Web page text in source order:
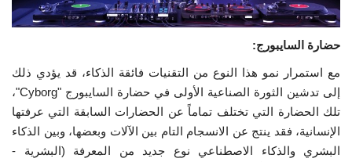
حضارة السايبورج:
مع استمرار نمو هذا النوع من التقنيات فائقة الذكاء، قد يؤدي ذلك
إلى تدشين الثورة الصناعية الأولى في حضارة السايبورج "Cyborg"،
تلك الحضارة التي تختلف تماماً عن الحضارات السابقة التي عرفتها
الإنسانية، فقد ينتج عن الانسجام التام بين الآلات وبعضها، وبين الذكاء
البشري والذكاء الاصطناعي نوع جديد من المعرفة (البشرية -